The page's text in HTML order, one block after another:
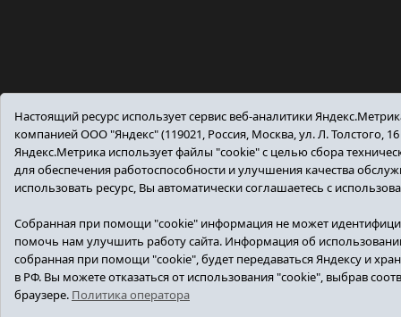
Настоящий ресурс использует сервис веб-аналитики
компанией ООО "Яндекс" (119021, Россия, Москва, ул. Л. Толстого,
Яндекс.Метрика использует файлы "cookie" с целью сбора
для обеспечения работоспособности и улучшения качества
использовать ресурс, Вы автоматически соглашаетесь с
Собранная при помощи "cookie" информация не может
помочь нам улучшить работу сайта. Информация об
собранная при помощи "cookie", будет передаваться Яндексу и
в РФ. Вы можете отказаться от использования "cookie", выбрав
браузере. Политика оператора